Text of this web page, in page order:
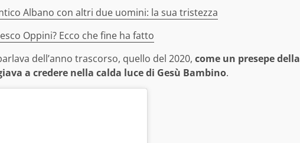
Albano con altri due uomini: la sua tristezza
Oppini? Ecco che fine ha fatto
dell’anno trascorso, quello del 2020, come un presepe della
a credere nella calda luce di Gesù Bambino.